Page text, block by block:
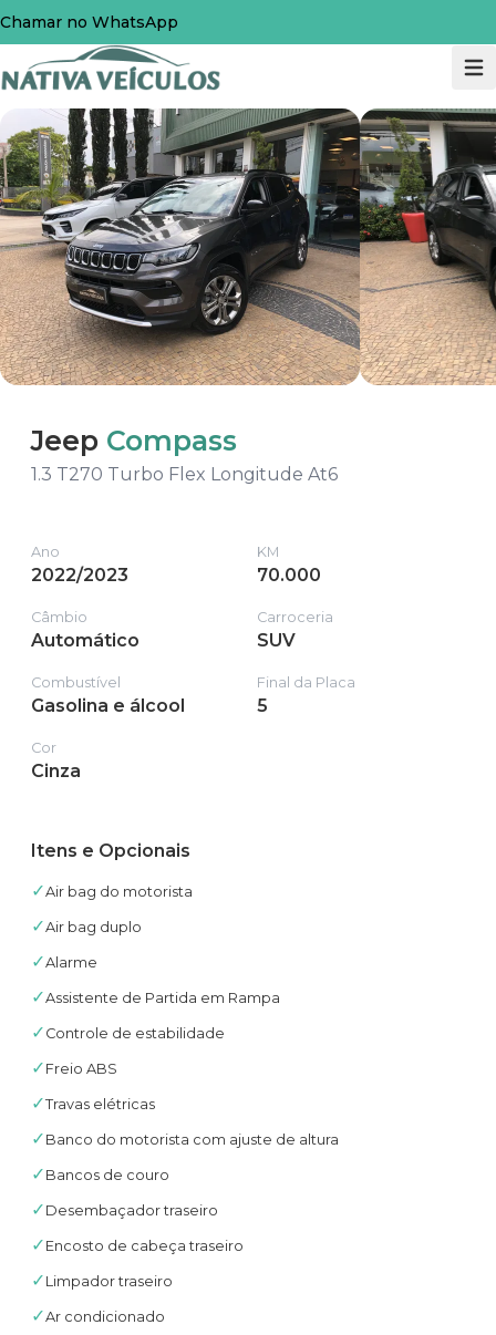
Chamar no WhatsApp
Jeep Compass
1.3 T270 Turbo Flex Longitude At6
Ano
2022/2023
KM
70.000
Câmbio
Automático
Carroceria
SUV
Combustível
Gasolina e álcool
Final da Placa
5
Cor
Cinza
Itens e Opcionais
✓Air bag do motorista
✓Air bag duplo
✓Alarme
✓Assistente de Partida em Rampa
✓ Controle de estabilidade
✓ Freio ABS
✓Travas elétricas
✓ Banco do motorista com ajuste de altura
✓ Bancos de couro
✓ Desembaçador traseiro
✓ Encosto de cabeça traseiro
✓ Limpador traseiro
✓Ar condicionado